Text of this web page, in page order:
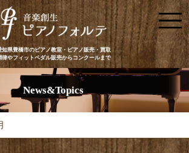
知県豊橋市のピアノ教室・ピアノ販売・買取
律やフィットペダル販売からコンクールまで
News&Topics